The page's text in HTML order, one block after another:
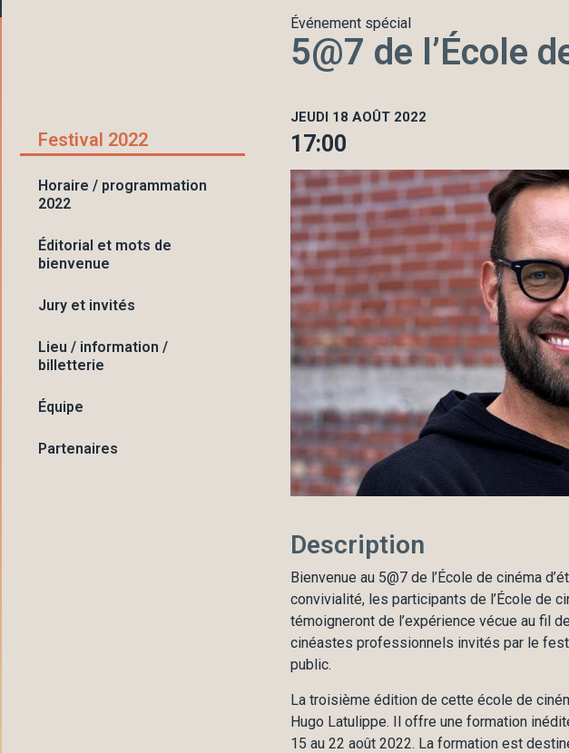
Festival 2022
Horaire / programmation
2022
Éditorial et mots de
bienvenue
Jury et invités
Lieu / information /
billetterie
Équipe
Partenaires
Événement spécial
5@7 de l’École
JEUDI 18 AOÛT 2022
17:00
Description
Bienvenue au 5@7 de l’École de cinéma
convivialité, les participants de l’École de
témoigneront de l’expérience vécue au fil
cinéastes professionnels invités par le
public.
La troisième édition de cette école de
Hugo Latulippe. Il offre une formation
15 au 22 août 2022. La formation est